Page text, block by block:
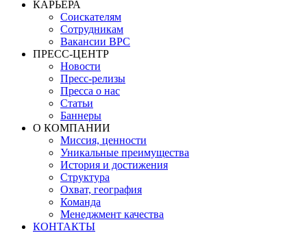
КАРЬЕРА
Соискателям
Сотрудникам
Вакансии BPC
ПРЕСС-ЦЕНТР
Новости
Пресс-релизы
Пресса о нас
Статьи
Баннеры
О КОМПАНИИ
Миссия, ценности
Уникальные преимущества
История и достижения
Структура
Охват, география
Команда
Менеджмент качества
КОНТАКТЫ